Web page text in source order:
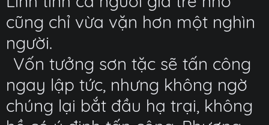
cũng chỉ vừa vặn hơn một nghìn
người.
Vốn tưởng sơn tặc sẽ tấn công
ngay lập tức, nhưng không ngờ
chúng lại bắt đầu hạ trại, không